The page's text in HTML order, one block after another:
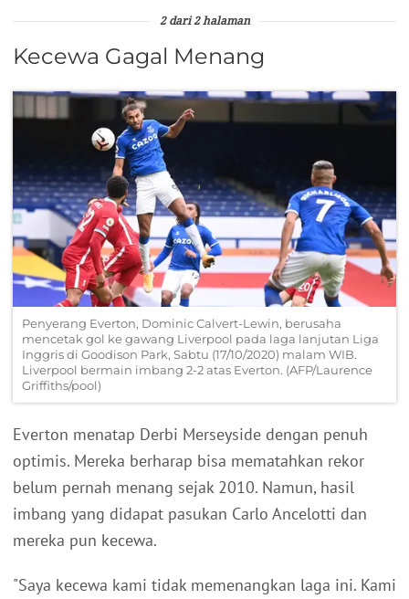
2 dari 2 halaman
Kecewa Gagal Menang
Penyerang Everton, Dominic Calvert-Lewin, berusaha
mencetak gol ke gawang Liverpool pada laga lanjutan Liga
Inggris di Goodison Park, Sabtu (17/10/2020) malam WIB.
Liverpool bermain imbang 2-2 atas Everton. (AFP/Laurence
Griffiths/pool)
Everton menatap Derbi Merseyside dengan penuh
optimis. Mereka berharap bisa mematahkan rekor
belum pernah menang sejak 2010. Namun, hasil
imbang yang didapat pasukan Carlo Ancelotti dan
mereka pun kecewa.
"Saya kecewa kami tidak memenangkan laga ini. Kami